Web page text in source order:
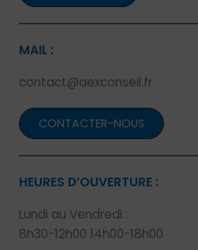
MAIL :
contact@aexconseil.fr
CONTACTER-NOUS
HEURES D’OUVERTURE :
Lundi au Vendredi :
8h30-12h00 14h00-18h00